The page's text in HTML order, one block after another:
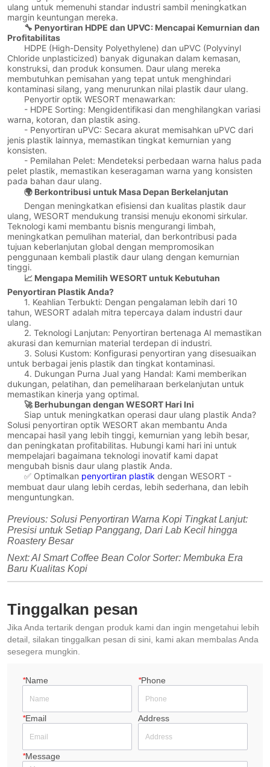
ulang untuk memenuhi standar industri sambil meningkatkan
margin keuntungan mereka.
🔧 Penyortiran HDPE dan UPVC: Mencapai Kemurnian dan
Profitabilitas
HDPE (High-Density Polyethylene) dan uPVC (Polyvinyl
Chloride unplasticized) banyak digunakan dalam kemasan,
konstruksi, dan produk konsumen. Daur ulang mereka
membutuhkan pemisahan yang tepat untuk menghindari
kontaminasi silang, yang menurunkan nilai plastik daur ulang.
Penyortir optik WESORT menawarkan:
- HDPE Sorting: Mengidentifikasi dan menghilangkan variasi
warna, kotoran, dan plastik asing.
- Penyortiran uPVC: Secara akurat memisahkan uPVC dari
jenis plastik lainnya, memastikan tingkat kemurnian yang
konsisten.
- Pemilahan Pelet: Mendeteksi perbedaan warna halus pada
pelet plastik, memastikan keseragaman warna yang konsisten
pada bahan daur ulang.
🌍 Berkontribusi untuk Masa Depan Berkelanjutan
Dengan meningkatkan efisiensi dan kualitas plastik daur
ulang, WESORT mendukung transisi menuju ekonomi sirkular.
Teknologi kami membantu bisnis mengurangi limbah,
meningkatkan pemulihan material, dan berkontribusi pada
tujuan keberlanjutan global dengan mempromosikan
penggunaan kembali plastik daur ulang dengan kemurnian
tinggi.
📈 Mengapa Memilih WESORT untuk Kebutuhan
Penyortiran Plastik Anda?
1. Keahlian Terbukti: Dengan pengalaman lebih dari 10
tahun, WESORT adalah mitra tepercaya dalam industri daur
ulang.
2. Teknologi Lanjutan: Penyortiran bertenaga AI memastikan
akurasi dan kemurnian material terdepan di industri.
3. Solusi Kustom: Konfigurasi penyortiran yang disesuaikan
untuk berbagai jenis plastik dan tingkat kontaminasi.
4. Dukungan Purna Jual yang Handal: Kami memberikan
dukungan, pelatihan, dan pemeliharaan berkelanjutan untuk
memastikan kinerja yang optimal.
🚀 Berhubungan dengan WESORT Hari Ini
Siap untuk meningkatkan operasi daur ulang plastik Anda?
Solusi penyortiran optik WESORT akan membantu Anda
mencapai hasil yang lebih tinggi, kemurnian yang lebih besar,
dan peningkatan profitabilitas. Hubungi kami hari ini untuk
mempelajari bagaimana teknologi inovatif kami dapat
mengubah bisnis daur ulang plastik Anda.
✅ Optimalkan penyortiran plastik dengan WESORT -
membuat daur ulang lebih cerdas, lebih sederhana, dan lebih
menguntungkan.
Previous:Solusi Penyortiran Warna Kopi Tingkat Lanjut:
Presisi untuk Setiap Panggang, Dari Lab Kecil hingga
Roastery Besar
Next:AI Smart Coffee Bean Color Sorter: Membuka Era
Baru Kualitas Kopi
Tinggalkan pesan
Jika Anda tertarik dengan produk kami dan ingin mengetahui lebih
detail, silakan tinggalkan pesan di sini, kami akan membalas Anda
sesegera mungkin.
*Name *Phone
*Email Address
*Message